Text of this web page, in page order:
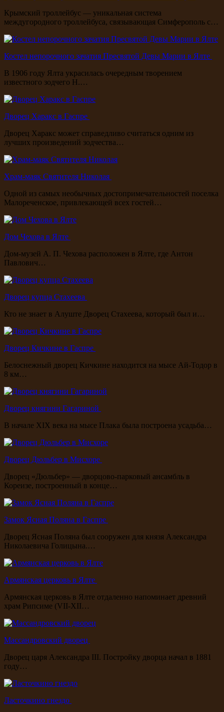
Крымский троллейбус — уникальная система
междугородного троллейбуса, связывающая Симферополь с…
Костел непорочного зачатия Пресвятой Девы Марии в Ялте
В 1906 году Ялта украсилась очередным творением
известного зодчего Н.…
Дворец Харакс в Гаспре
Дворец Харакс может справедливо считаться одним из
лучших произведений зодчества…
Храм-маяк Святителя Николая
Одной из самых необычных достопримечательностей поселка
Малореченское, привлекающей всех гостей…
Дом Чехова в Ялте
Дом-музей А. П. Чехова расположен в Ялте, где Антон
Павлович…
Дворец купца Стахеева
Кто не знает в Алуште Дворец Стахеева, который был и…
Дворец Кичкине в Гаспре
Белоснежный дворец Кичкине находится на мысе Ай-Тодор в
8 км…
Дворец княгини Гагариной
В начале XIX века на мысе Плака была построена усадьба…
Дворец Дюльбер в Мисхоре
Дворец «Дюльбер» — дворцово-парковый ансамбль в
Кореизе, построенный в конце…
Замок Ясная Поляна в Гаспре
Дворец Ясная Поляна был сооружен для князя Александра
Николаевича Голицына.…
Армянская церковь в Ялте
Армянская церковь в Ялте отдаленно напоминает древний
храм Рипсиме (VII-XII…
Массандровский дворец
Дворец царя Александра III. Постройку дворца начал в 1881
году…
Ласточкино гнездо